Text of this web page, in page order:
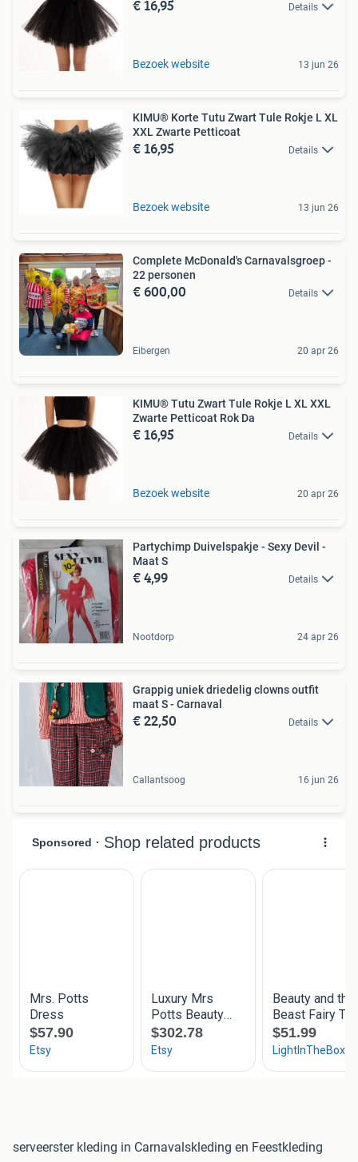
€ 16,95 Details
Bezoek website 13 jun 26
KIMU® Korte Tutu Zwart Tule Rokje L XL
XXL Zwarte Petticoat
€ 16,95 Details
Bezoek website 13 jun 26
Complete McDonald's Carnavalsgroep -
22 personen
€ 600,00 Details
Eibergen 20 apr 26
KIMU® Tutu Zwart Tule Rokje L XL XXL
Zwarte Petticoat Rok Da
€ 16,95 Details
Bezoek website 20 apr 26
Partychimp Duivelspakje - Sexy Devil -
Maat S
€ 4,99 Details
Nootdorp 24 apr 26
Grappig uniek driedelig clowns outfit
maat S - Carnaval
€ 22,50 Details
Callantsoog 16 jun 26
serveerster kleding in Carnavalskleding en Feestkleding